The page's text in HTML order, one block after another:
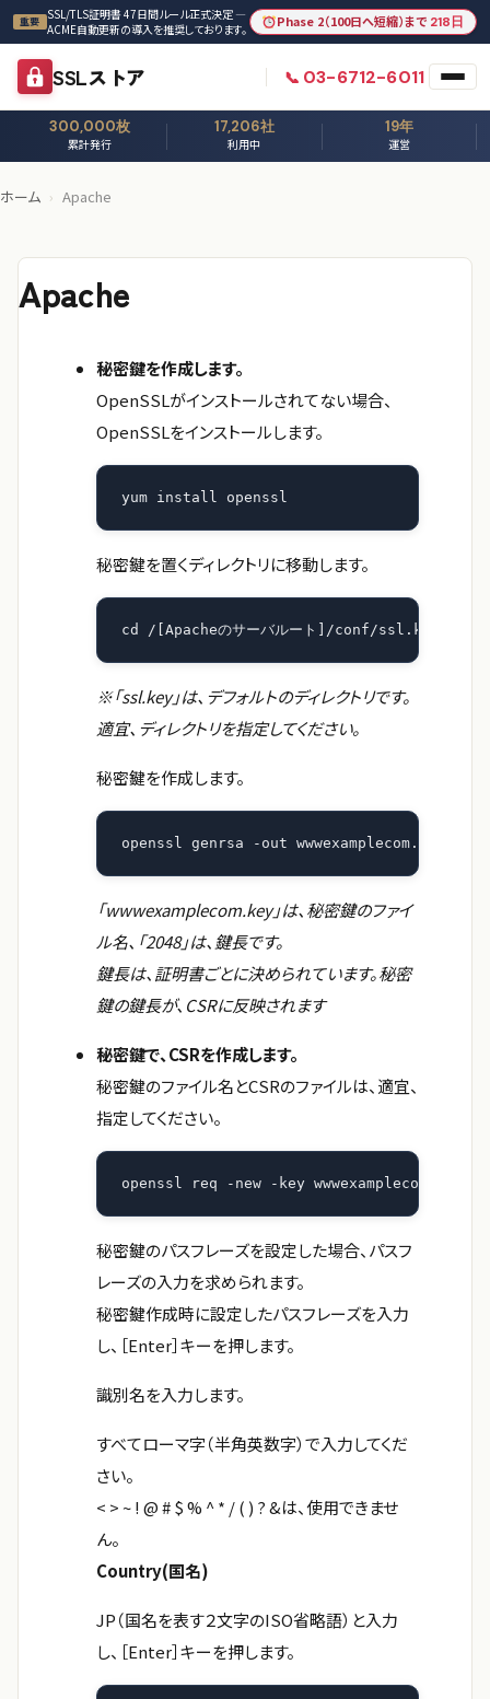
本文へスキップ
重要 SSL/TLS証明書 47日間ルール正式決定 —
ACME自動更新の導入を推奨しております。
Phase 2（100日へ短縮）まで 218日
SSLストア 03-6712-6011
300,000枚
累計発行
17,206社
利用中
19年
運営
ホーム › Apache
Apache
秘密鍵を作成します。
OpenSSLがインストールされてない場合、
OpenSSLをインストールします。
yum install openssl
秘密鍵を置くディレクトリに移動します。
cd /[Apacheのサーバルート]/conf/ssl.key/
※「ssl.key」は、デフォルトのディレクトリです。
適宜、ディレクトリを指定してください。
秘密鍵を作成します。
openssl genrsa -out wwwexamplecom.key 2048
「wwwexamplecom.key」は、秘密鍵のファイ
ル名、「2048」は、鍵長です。
鍵長は、証明書ごとに決められています。秘密
鍵の鍵長が、CSRに反映されます
秘密鍵で、CSRを作成します。
秘密鍵のファイル名とCSRのファイルは、適宜、
指定してください。
openssl req -new -key wwwexamplecom.key -
秘密鍵のパスフレーズを設定した場合、パスフ
レーズの入力を求められます。
秘密鍵作成時に設定したパスフレーズを入力
し、［Enter］キーを押します。
識別名を入力します。
すべてローマ字（半角英数字）で入力してくだ
さい。
< > ~ ! @ # $ % ^ * / ( ) ? &は、使用できませ
ん。
Country(国名)
JP（国名を表す２文字のISO省略語）と入力
し、［Enter］キーを押します。